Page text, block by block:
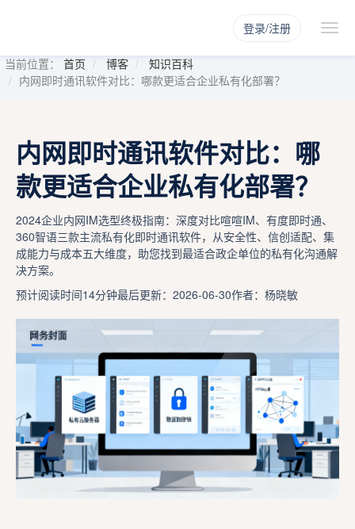
登录/注册
当前位置： 首页 博客
知识百科
内网即时通讯软件对比：哪款更适合企业私有化部署？
内网即时通讯软件对比：哪
款更适合企业私有化部署？
2024企业内网IM选型终极指南：深度对比喧喧IM、有度即时通、
360智语三款主流私有化即时通讯软件，从安全性、信创适配、集
成能力与成本五大维度，助您找到最适合政企单位的私有化沟通解
决方案。
预计阅读时间14分钟最后更新：2026-06-30作者：杨晓敏